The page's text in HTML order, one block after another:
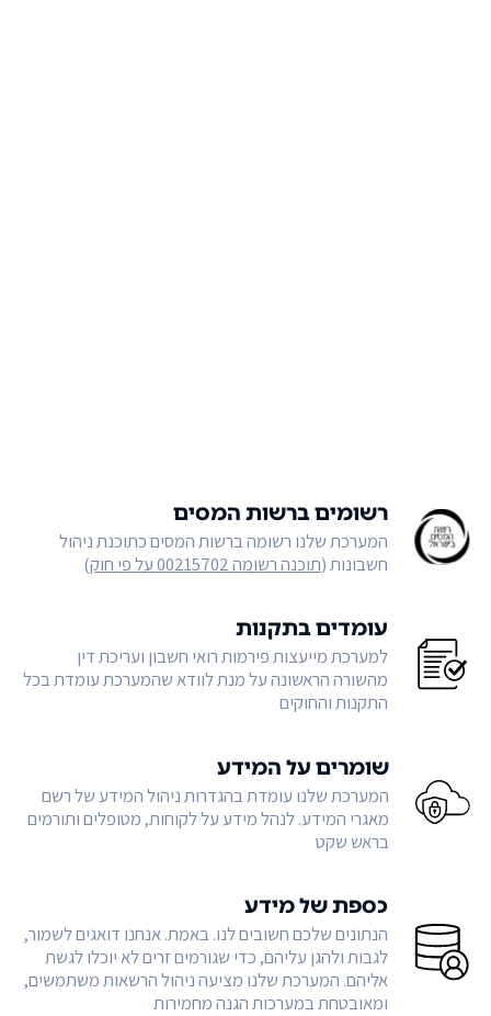
רשומים ברשות המסים
המערכת שלנו רשומה ברשות המסים כתוכנת ניהול
חשבונות (תוכנה רשומה 00215702 על פי חוק )
עומדים בתקנות
למערכת מייעצות פירמות רואי חשבון ועריכת דין
מהשורה הראשונה על מנת לוודא שהמערכת עומדת בכל
התקנות והחוקים
שומרים על המידע
המערכת שלנו עומדת בהגדרות ניהול המידע של רשם
מאגרי המידע. לנהל מידע על לקוחות, מטופלים ותורמים
בראש שקט
כספת של מידע
הנתונים שלכם חשובים לנו. באמת. אנחנו דואגים לשמור,
לגבות ולהגן עליהם, כדי שגורמים זרים לא יוכלו לגשת
אליהם. המערכת שלנו מציעה ניהול הרשאות משתמשים,
ומאובטחת במערכות הגנה מחמירות